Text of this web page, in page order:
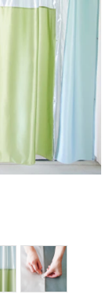
タイリング
談